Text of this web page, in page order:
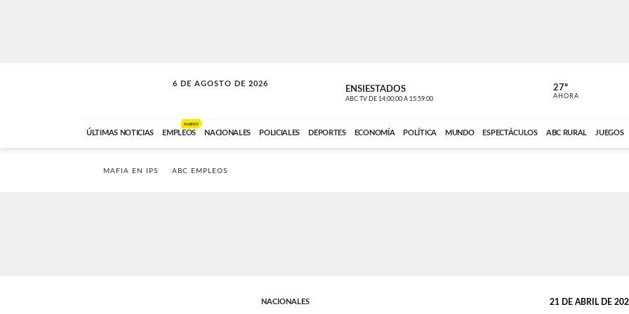
6 DE AGOSTO DE 2026
VITAMINAS ENSIESTADOS
ABC TV DE 14:00:00 A 15:59:00 ABC CARDINAL
27º
AHORA
ÚLTIMAS NOTICIAS EMPLEOS
NUEVO
NACIONALES POLICIALES DEPORTES ECONOMÍA POLÍTICA MUNDO ESPECTÁCULOS ABC RURAL JUEGOS
MAFIA EN IPS ABC EMPLEOS
NACIONALES 21 DE ABRIL DE